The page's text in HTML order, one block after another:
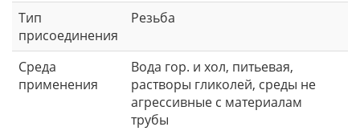
Развернуть
Переходник 1"*1/2" ВН-НР, Valtec от надежного
производителя качественного оборудования и материалов,
в продаже в интернет-магазине «Инженерные сети».